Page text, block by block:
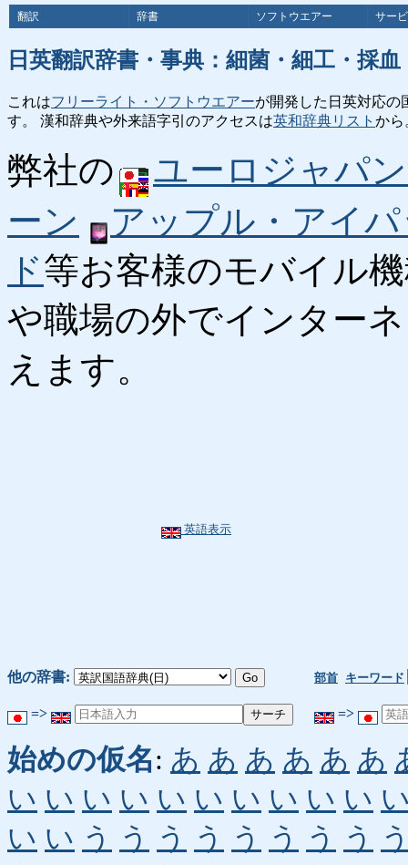
翻訳 辞書 ソフトウエアー サー
日英翻訳辞書・事典：細菌・細工・採
これはフリーライト・ソフトウエアーが開発した日英対応の
す。 漢和辞典や外来語字引のアクセスは英和辞典リスト から
弊社の
ユーロジャパ
ーン
アップル・アイ
ド等お客様のモバイル
や職場の外でインター
えます。
英語表示
他の辞書: 部首 キーワード
=> =>
始めの仮名: あ あ あ あ あ あ
い い い い い い い い い い
い い う う う う う う う う